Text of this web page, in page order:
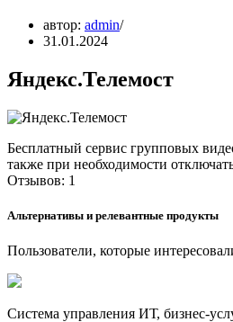
автор: admin
31.01.2024
Яндекс.Телемост
Бесплатный сервис групповых
также при необходимости
Отзывов: 1
Альтернативы и релевантные продукты
Пользователи, которые
Система управления ИТ, бизнес-